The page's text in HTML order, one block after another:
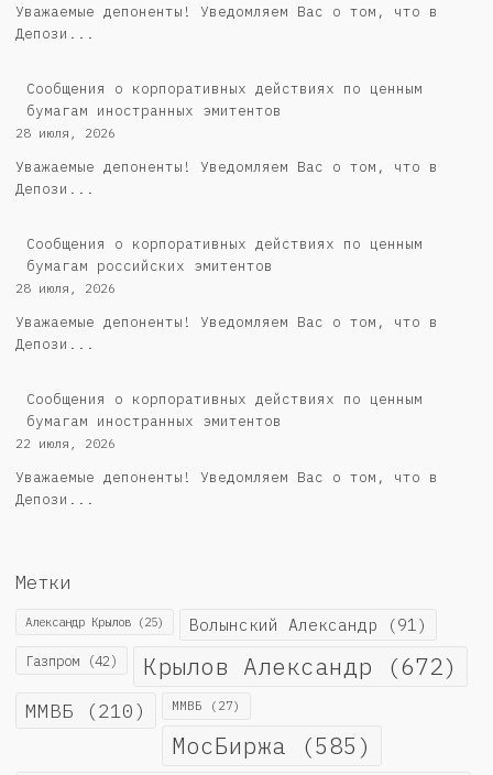
Уважаемые депоненты! Уведомляем Вас о том, что в
Депози...
Сообщения о корпоративных действиях по ценным
бумагам иностранных эмитентов
28 июля, 2026
Уважаемые депоненты! Уведомляем Вас о том, что в
Депози...
Cообщения о корпоративных действиях по ценным
бумагам российских эмитентов
28 июля, 2026
Уважаемые депоненты! Уведомляем Вас о том, что в
Депози...
Сообщения о корпоративных действиях по ценным
бумагам иностранных эмитентов
22 июля, 2026
Уважаемые депоненты! Уведомляем Вас о том, что в
Депози...
Метки
Александр Крылов (25) Волынский Александр (91)
Газпром (42) Крылов Александр (672)
ММВБ (210) ММВБ (27)
МосБиржа (585)